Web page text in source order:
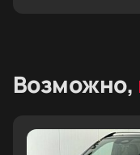
Возможно,